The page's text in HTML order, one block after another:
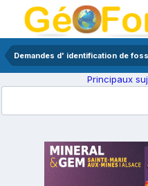
Demandes d' identification de
Principaux